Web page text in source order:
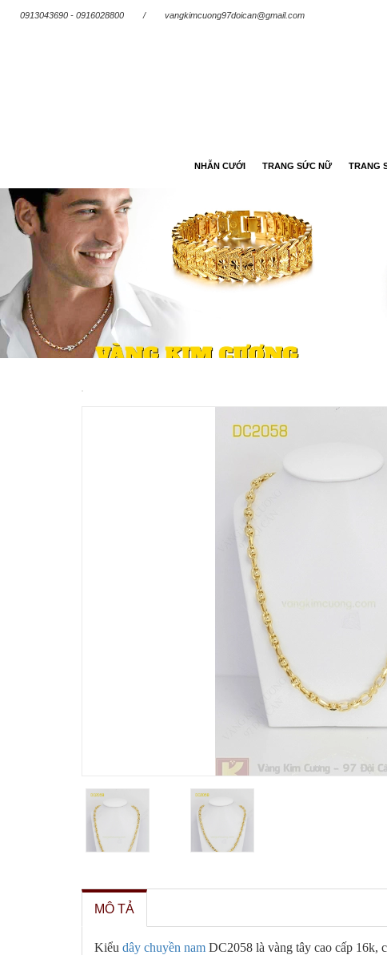
0913043690 - 0916028800 /
vangkimcuong97doican@gmail.com
NHẪN CƯỚI TRANG SỨC NỮ TRANG
MÔ TẢ
Kiểu dây chuyền nam DC2058 là vàng tây cao cấp 16k,